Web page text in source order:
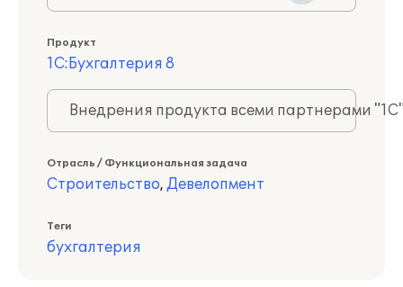
Продукт
1С:Бухгалтерия 8
Внедрения продукта всеми партнерами
Отрасль / Функциональная задача
Строительство, Девелопмент
Теги
бухгалтерия